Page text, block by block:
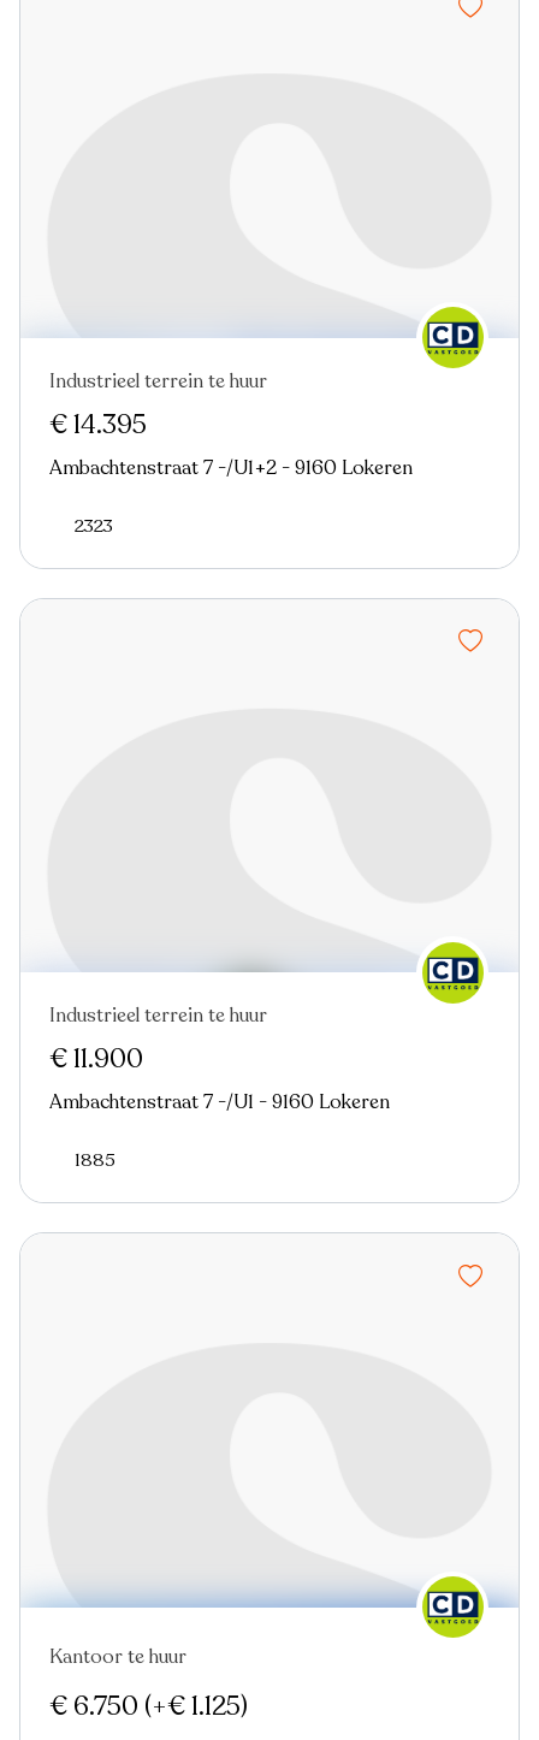
Industrieel terrein te huur
€ 14.395
Ambachtenstraat 7 -/U1+2 - 9160 Lokeren
2323
Industrieel terrein te huur
€ 11.900
Ambachtenstraat 7 -/U1 - 9160 Lokeren
1885
Kantoor te huur
€ 6.750 (+€ 1.125)